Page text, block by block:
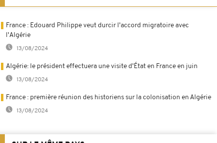
France : Edouard Philippe veut durcir l'accord migratoire avec
l'Algérie
13/08/2024
Algérie: le président effectuera une visite d'État en France en juin
13/08/2024
France : première réunion des historiens sur la colonisation en Algérie
13/08/2024